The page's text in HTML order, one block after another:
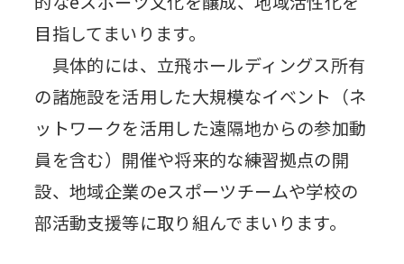
目指してまいります。
具体的には、立飛ホールディングス所有
の諸施設を活用した大規模なイベント（ネ
ットワークを活用した遠隔地からの参加動
員を含む）開催や将来的な練習拠点の開
設、地域企業のeスポーツチームや学校の
部活動支援等に取り組んでまいります。